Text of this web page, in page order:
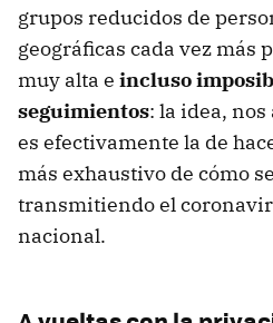
grupos reducidos de
geográficas cada vez más
muy alta e incluso
seguimientos: la idea,
es efectivamente la de
más exhaustivo de cómo
transmitiendo el
nacional.